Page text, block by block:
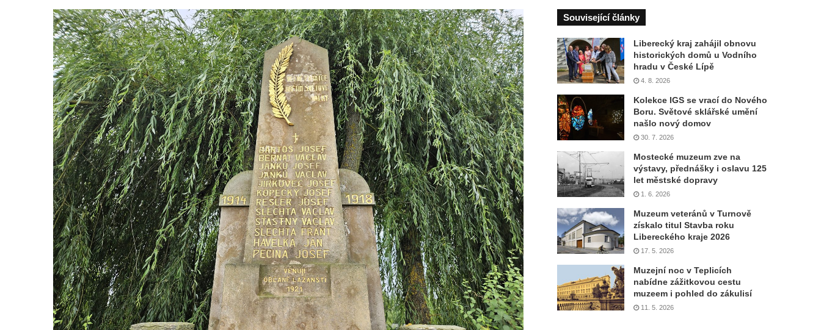
Související články
Liberecký kraj zahájil obnovu
historických domů u Vodního
hradu v České Lípě
4. 8. 2026
Kolekce IGS se vrací do Nového
Boru. Světové sklářské umění
našlo nový domov
30. 7. 2026
Mostecké muzeum zve na
výstavy, přednášky i oslavu 125
let městské dopravy
1. 6. 2026
Muzeum veteránů v Turnově
získalo titul Stavba roku
Libereckého kraje 2026
17. 5. 2026
Muzejní noc v Teplicích
nabídne zážitkovou cestu
muzeem i pohled do zákulisí
11. 5. 2026